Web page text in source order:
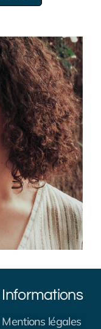
Informations
Mentions légales